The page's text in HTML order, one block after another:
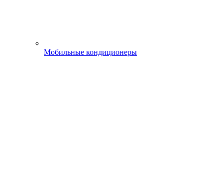
Мобильные кондиционеры